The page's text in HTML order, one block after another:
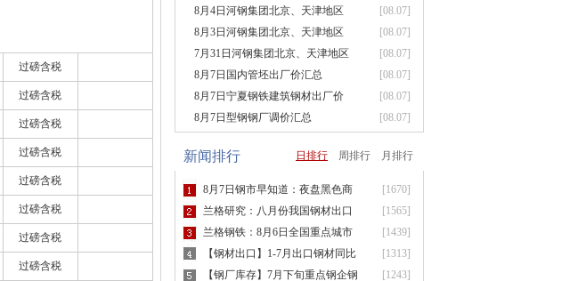
过磅含税
过磅含税
过磅含税
过磅含税
过磅含税
过磅含税
过磅含税
过磅含税